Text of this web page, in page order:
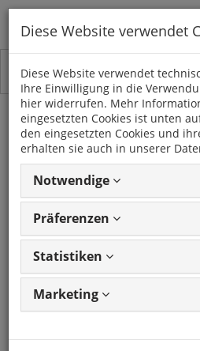
TOYOTA
4 Artikel
Artikel1 - 4 von 4
Artikeln
Diese Website verwendet
Diese Website verwendet
Ihre Einwilligung in die
hier widerrufen. Mehr
eingesetzten Cookies ist unten
den eingesetzten Cookies und
erhalten sie auch in unserer
Notwendige
Präferenzen
Statistiken
Marketing